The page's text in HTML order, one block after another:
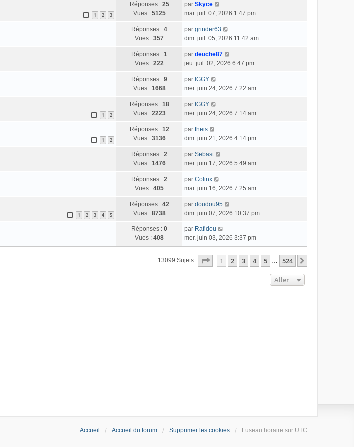
1 2 3
Réponses : 25
Vues : 5125
par Skyce
mar. juil. 07, 2026 1:47 pm
Réponses : 4
Vues : 357
par grinder63
dim. juil. 05, 2026 11:42 am
Réponses : 1
Vues : 222
par deuche87
jeu. juil. 02, 2026 6:47 pm
Réponses : 9
Vues : 1668
par IGGY
mer. juin 24, 2026 7:22 am
1 2
Réponses : 18
Vues : 2223
par IGGY
mer. juin 24, 2026 7:14 am
1 2
Réponses : 12
Vues : 3136
par theis
dim. juin 21, 2026 4:14 pm
Réponses : 2
Vues : 1476
par Sebast
mer. juin 17, 2026 5:49 am
Réponses : 2
Vues : 405
par Colinx
mar. juin 16, 2026 7:25 am
1 2 3 4 5
Réponses : 42
Vues : 8738
par doudou95
dim. juin 07, 2026 10:37 pm
Réponses : 0
Vues : 408
par Rafidou
mer. juin 03, 2026 3:37 pm
13099 Sujets Page Sur524
1 2 3 4 5 … 524
Aller
Accueil Accueil du forum Supprimer les cookies Fuseau horaire sur UTC